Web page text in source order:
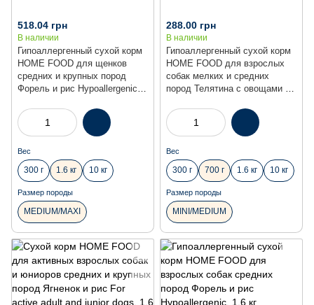
Гипоаллергенный сухой корм
HOME FOOD для щенков
средних и крупных пород
Форель и рис Hypoallergenic.
кг
518.04 грн
В наличии
Вес
300 г 1.6 кг 10 кг
Размер породы
MEDIUM/MAXI
Гипоаллергенный сухой корм
HOME FOOD для взрослых
собак мелких и средних
пород Телятина с овощами и
Hypoallergenic, 700 г
288.00 грн
В наличии
Вес
300 г 700 г 1.6 кг 10 кг
Размер породы
MINI/MEDIUM